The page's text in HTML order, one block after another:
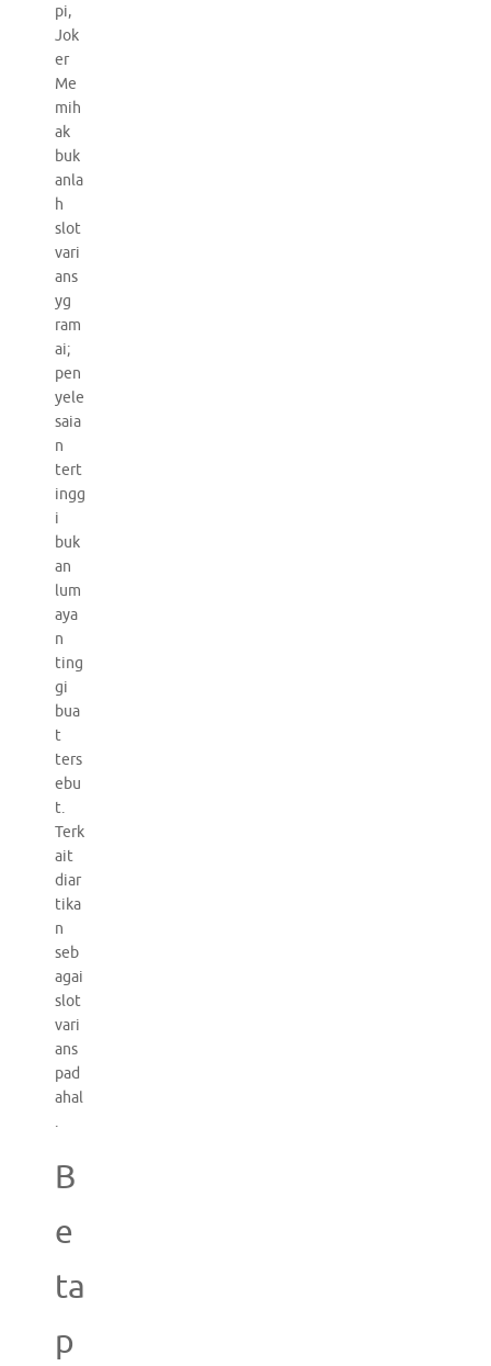
pi,
Jok
er
Me
mih
ak
buk
anla
h
slot
vari
ans
yg
ram
ai;
pen
yele
saia
n
tert
ingg
i
buk
an
lum
aya
n
ting
gi
bua
t
ters
ebu
t.
Terk
ait
diar
tika
n
seb
agai
slot
vari
ans
pad
ahal
.
B
e
ta
p